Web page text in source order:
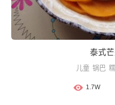
泰式
儿童 锅巴
1.7W